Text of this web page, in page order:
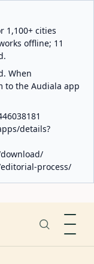
1,100+ cities
offline; 11
When
to the Audiala app
details?
process/